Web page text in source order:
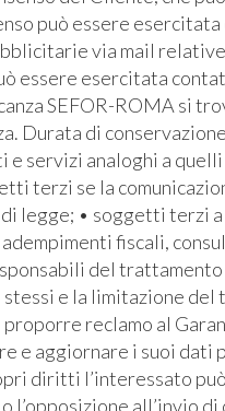
può essere
via mail
essere esercitata
SEFOR-ROMA
Durata di
servizi analoghi a
terzi se la
legge; • soggetti
fiscali,
del
stessi e la limitazione
reclamo al
e aggiornare i suoi
diritti l’interessato
l’opposizione